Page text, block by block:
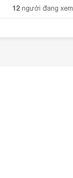
12 người đang xem